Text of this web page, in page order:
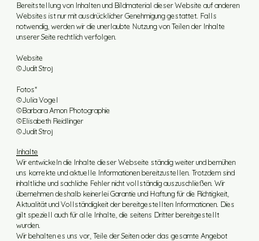
Bereitstellung von Inhalten und Bildmaterial dieser Website auf anderen
Websites ist nur mit ausdrücklicher Genehmigung gestattet. Falls
notwendig, werden wir die unerlaubte Nutzung von Teilen der Inhalte
unserer Seite rechtlich verfolgen.
Website
©Judit Stroj ​
Fotos*
©Julia Vogel
©Barbara Amon Photographie
©Elisabeth Reidlinger
©Judit Stroj
Inhalte
Wir entwickeln die Inhalte dieser Webseite ständig weiter und bemühen
uns korrekte und aktuelle Informationen bereitzustellen. Trotzdem sind
inhaltliche und sachliche Fehler nicht vollständig auszuschließen. Wir
übernehmen deshalb keinerlei Garantie und Haftung für die Richtigkeit,
Aktualität und Vollständigkeit der bereitgestellten Informationen. Dies
gilt speziell auch für alle Inhalte, die seitens Dritter bereitgestellt
wurden. ​
Wir behalten es uns vor, Teile der Seiten oder das gesamte Angebot